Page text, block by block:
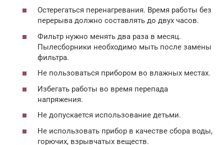
Остерегаться перенагревания. Время работы без
перерыва должно составлять до двух часов.
Фильтр нужно менять два раза в месяц.
Пылесборники необходимо мыть после замены
фильтра.
Не пользоваться прибором во влажных местах.
Избегать работы во время перепада
напряжения.
Не допускается использование детьми.
Не использовать прибор в качестве сбора воды,
горючих, взрывчатых веществ.